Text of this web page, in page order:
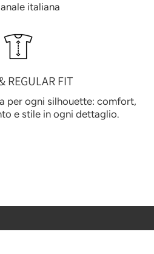
italiana
REGULAR FIT
per ogni silhouette: comfort,
e stile in ogni dettaglio.